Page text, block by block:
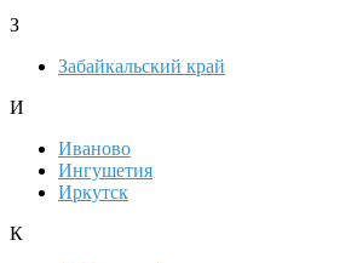
З
Забайкальский край
И
Иваново
Ингушетия
Иркутск
К